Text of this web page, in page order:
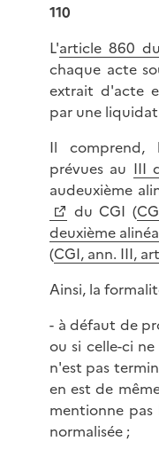
110
L'article 860
chaque acte
extrait d'acte
par une
Il comprend,
prévues au III
audeuxième
du CGI (
deuxième
(CGI, ann. III,
Ainsi, la
- à défaut de
ou si celle-ci
n'est pas
en est de
mentionne
normalisée ;